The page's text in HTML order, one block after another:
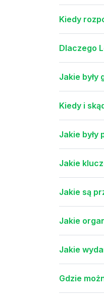
Kiedy
Dlaczego
Jakie były
Kiedy i
Jakie były
Jakie
Jakie są
Jakie
Jakie
Gdzie